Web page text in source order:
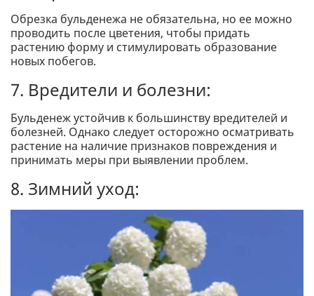
Обрезка бульденежа не обязательна, но ее можно
проводить после цветения, чтобы придать
растению форму и стимулировать образование
новых побегов.
7. Вредители и болезни:
Бульденеж устойчив к большинству вредителей и
болезней. Однако следует осторожно осматривать
растение на наличие признаков повреждения и
принимать меры при выявлении проблем.
8. Зимний уход: